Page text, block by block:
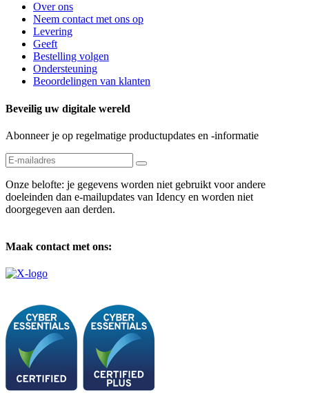
Over ons
Neem contact met ons op
Levering
Geeft
Bestelling volgen
Ondersteuning
Beoordelingen van klanten
Beveilig uw digitale wereld
Abonneer je op regelmatige productupdates en -informatie
Onze belofte: je gegevens worden niet gebruikt voor andere
doeleinden dan e-mailupdates van Idency en worden niet
doorgegeven aan derden.
Maak contact met ons: